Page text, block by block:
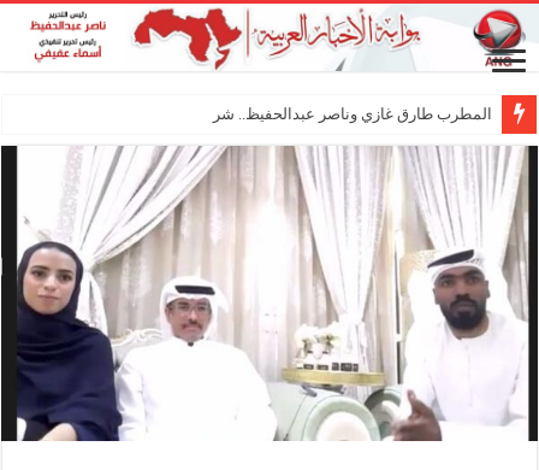
المطرب طارق غازي وناصر عبدالحفيظ.. شراكة فنية تر